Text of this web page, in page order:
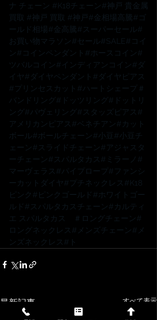
ナ
チェーン #K18チェーン #神戸 貴金属
買取 #神戸 買取 #神戸 #金相場高騰 #ゴ
ールド相場 #金高騰 #スーパーセール#
お買い物マラソン #セール#SALE#コイ
ン #コインペンダント #ホースコイン #
ツバルコイン #インディアンコイン #ダ
イヤ #ダイヤペンダント #ダイヤピアス
#プリンセスカット #ハートシェープ ＃
バンドリング #ドッツリング #ドットリ
ング #パヴェリング #スタッズピアス #
アメリカンピアス #ベネチアン #カット
ボール#ボールチェーン #小豆 #小豆チ
ェーン #スライドチェーン #アジャスタ
ーチェーン #スパルタカス #ミラーノ #
マーヴェラス #パイプロープ #ファンシ
ーカットダイヤ #プチネックレス #K18
ピンク #ピンクゴールド #ホワイトゴー
ルド #スパルタカスチェーン #カルティ
エ スパルタカス ＃ロングチェーン #
ロングネックレス #メンズチェーン #メ
ンズネックレス #ト
最新記事 すべて表示